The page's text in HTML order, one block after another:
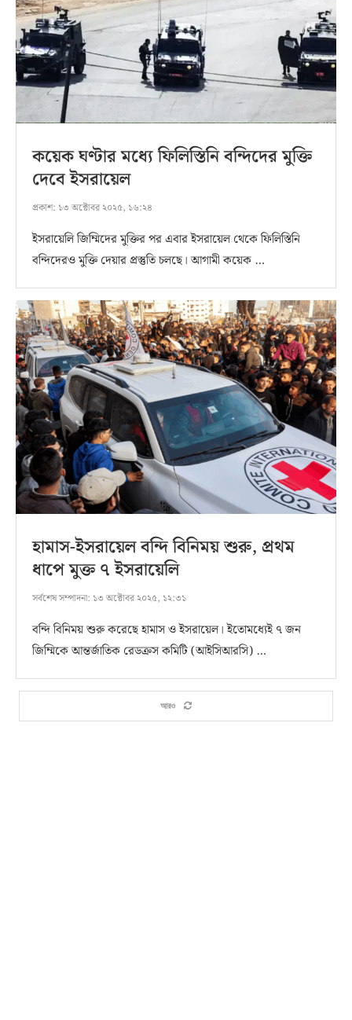
কয়েক ঘণ্টার মধ্যে ফিলিস্তিনি বন্দিদের মুক্তি
দেবে ইসরায়েল
প্রকাশ: ১৩ অক্টোবর ২০২৫, ১৬:২৪
ইসরায়েলি জিম্মিদের মুক্তির পর এবার ইসরায়েল থেকে ফিলিস্তিনি
বন্দিদেরও মুক্তি দেয়ার প্রস্তুতি চলছে। আগামী কয়েক …
হামাস-ইসরায়েল বন্দি বিনিময় শুরু, প্রথম
ধাপে মুক্ত ৭ ইসরায়েলি
সর্বশেষ সম্পাদনা: ১৩ অক্টোবর ২০২৫, ১২:৩১
বন্দি বিনিময় শুরু করেছে হামাস ও ইসরায়েল। ইতোমধ্যেই ৭ জন
জিম্মিকে আন্তর্জাতিক রেডক্রস কমিটি (আইসিআরসি) …
আরও